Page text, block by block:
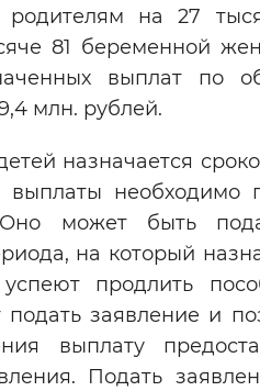
родителям на 27
81 беременной
выплат по
млн. рублей.
назначается
необходимо
Оно может быть
на который
продлить
подать заявление и
выплату
Подать